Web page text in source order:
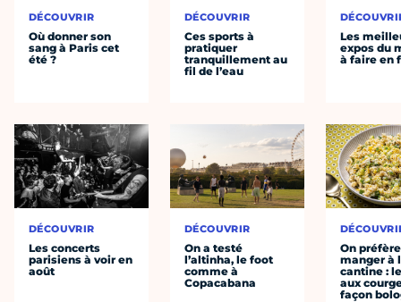
DÉCOUVRIR
Où donner son
sang à Paris cet
été ?
DÉCOUVRIR
Les concerts
parisiens à voir en
août
DÉCOUVRIR
Ces sports à
pratiquer
tranquillement au
fil de l’eau
DÉCOUVRIR
On a testé
l’altinha, le foot
comme à
Copacabana
Les
expos du
à faire en
On préfère
manger à
cantine :
aux
façon